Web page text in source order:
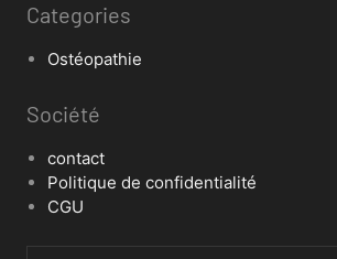
Categories
Ostéopathie
Société
contact
Politique de confidentialité
CGU